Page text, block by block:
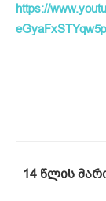
https://
14 წლის